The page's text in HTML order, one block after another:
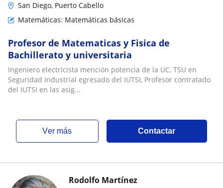
San Diego, Puerto Cabello
Matemáticas: Matemáticas básicas
Profesor de Matematicas y Fisica de
Bachillerato y universitaria
Ingeniero electricista mención potencia de la UC, TSU en
Seguridad Industrial egresado del IUTSI, Profesor contratado
del IUTSI en las asig...
ver más Contactar
Rodolfo Martínez